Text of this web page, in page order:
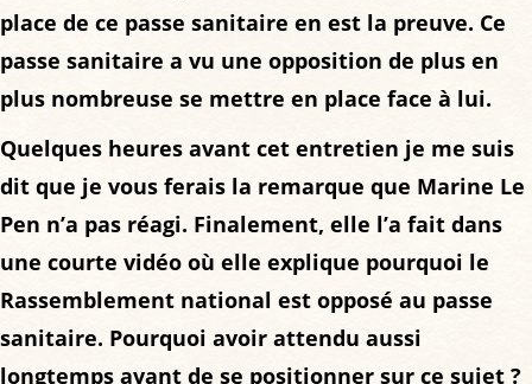
place de ce passe sanitaire en est la preuve. Ce
passe sanitaire a vu une opposition de plus en
plus nombreuse se mettre en place face à lui.
Quelques heures avant cet entretien je me suis
dit que je vous ferais la remarque que Marine Le
Pen n’a pas réagi. Finalement, elle l’a fait dans
une courte vidéo où elle explique pourquoi le
Rassemblement national est opposé au passe
sanitaire. Pourquoi avoir attendu aussi
longtemps avant de se positionner sur ce sujet ?